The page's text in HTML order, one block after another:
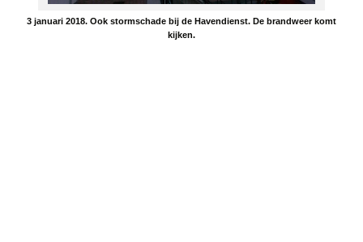
3 januari 2018. Ook stormschade bij de Havendienst. De brandweer komt
kijken.